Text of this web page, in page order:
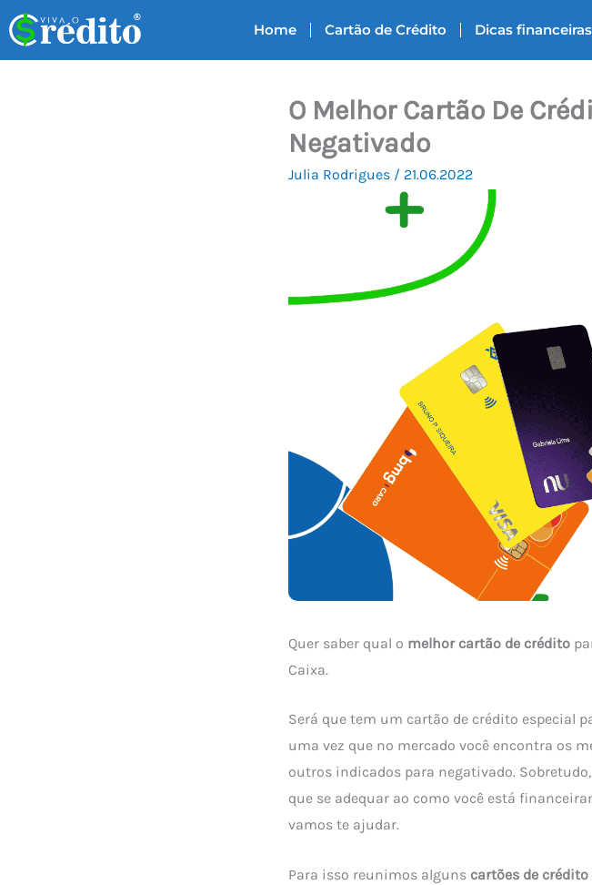
para
o
Home Cartão de Crédito Dicas financeiras
O Melhor Cartão De
Negativado
Julia Rodrigues / 21.06.2022
Quer saber qual o melhor cartão de crédito
Caixa.
Será que tem um cartão de crédito especial
uma vez que no mercado você encontra os
outros indicados para negativado.
que se adequar ao como você está
vamos te ajudar.
Para isso reunimos alguns cartões de